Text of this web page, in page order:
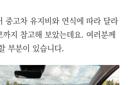
중고차 유지비와 연식에 따라 달라
지 참고해 보았는데요. 여러분께
부분이 있습니다.